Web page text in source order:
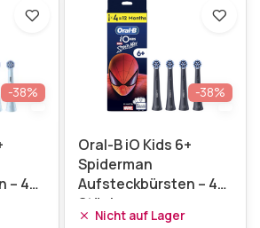
-38%
– 4
-38%
Oral-B iO Kids 6+
Spiderman
Aufsteckbürsten – 4
Stück
Nicht auf Lager